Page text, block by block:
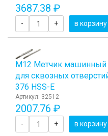
3687.38 ₽
- + в корзину
М12 Метчик машинный
для сквозных
376 HSS-E
Артикул: 32512
2007.76 ₽
- + в корзину